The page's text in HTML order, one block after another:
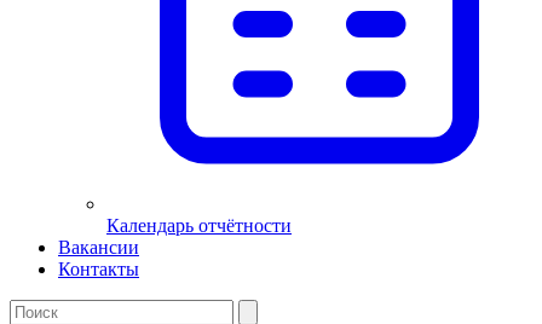
Календарь отчётности
Вакансии
Контакты